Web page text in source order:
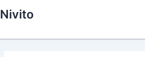
to
Nivito